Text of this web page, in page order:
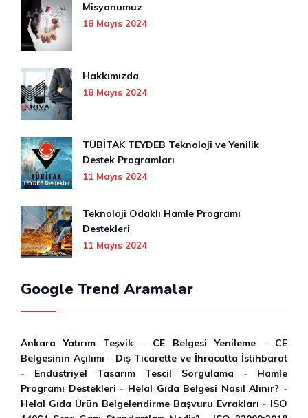
Misyonumuz
18 Mayıs 2024
Hakkımızda
18 Mayıs 2024
TÜBİTAK TEYDEB Teknoloji ve Yenilik
Destek Programları
11 Mayıs 2024
Teknoloji Odaklı Hamle Programı
Destekleri
11 Mayıs 2024
Google Trend Aramalar
Ankara Yatırım Teşvik - CE Belgesi Yenileme - CE
Belgesinin Açılımı - Dış Ticarette ve İhracatta İstihbarat
- Endüstriyel Tasarım Tescil Sorgulama - Hamle
Programı Destekleri - Helal Gıda Belgesi Nasıl Alınır? -
Helal Gıda Ürün Belgelendirme Başvuru Evrakları - ISO